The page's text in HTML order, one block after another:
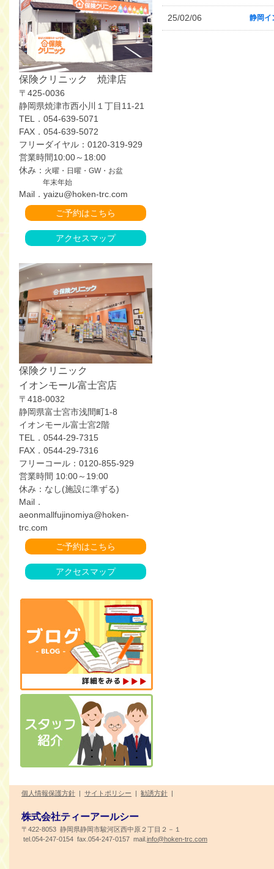
25/02/06 静岡
保険クリニック 焼津店
〒425-0036
静岡県焼津市西小川１丁目11-21
TEL．054-639-5071
FAX．054-639-5072
フリーダイヤル：0120-319-929
営業時間10:00～18:00
休み： 火曜・日曜・GW・お盆
年末年始
Mail．yaizu@hoken-trc.com
ご予約はこちら
アクセスマップ
保険クリニック
イオンモール富士宮店
〒418-0032
静岡県富士宮市浅間町1-8
イオンモール富士宮2階
TEL．0544-29-7315
FAX．0544-29-7316
フリーコール：0120-855-929
営業時間 10:00～19:00
休み：なし(施設に準ずる)
Mail．
aeonmallfujinomiya@hoken-
trc.com
ご予約はこちら
アクセスマップ
個人情報保護方針 | サイトポリシー | 勧誘方針 |
株式会社ティーアールシー
〒422-8053 静岡県静岡市駿河区西中原２丁目２－１
tel.054-247-0154 fax.054-247-0157 mail. info@hoken-trc.com